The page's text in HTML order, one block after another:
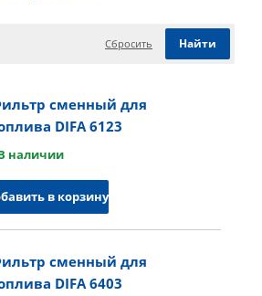
Сбросить
сменный для
DIFA 6123
наличии
в корзину
сменный для
DIFA 6403